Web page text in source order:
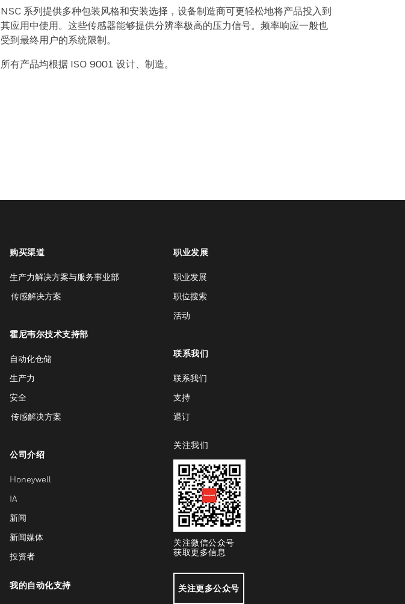
NSC 系列提供多种包装风格和安装选择，设备制造商可更轻松地将产品投入到
其应用中使用。这些传感器能够提供分辨率极高的压力信号。频率响应一般也
受到最终用户的系统限制。
所有产品均根据 ISO 9001 设计、制造。
购买渠道
生产力解决方案与服务事业部
传感解决方案
霍尼韦尔技术支持部
自动化仓储
生产力
安全
传感解决方案
公司介绍
Honeywell
IA
新闻
新闻媒体
投资者
我的自动化支持
职业发展
职业发展
职位搜索
活动
联系我们
联系我们
支持
退订
关注我们
关注微信公众号
获取更多信息
关注更多公众号